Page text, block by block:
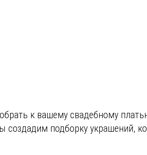
к вашему свадебному
создадим подборку украшений,